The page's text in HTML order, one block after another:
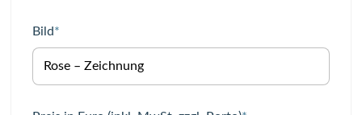
Pflichtfeld
Bild*